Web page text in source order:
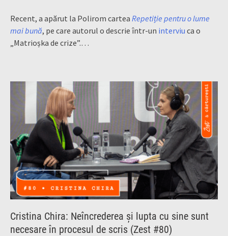
Recent, a apărut la Polirom cartea Repetiție pentru o lume
mai bună, pe care autorul o descrie într-un interviu ca o
„Matrioșka de crize”.…
Cristina Chira: Neîncrederea și lupta cu sine sunt
necesare în procesul de scris (Zest #80)